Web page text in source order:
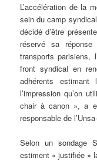
L’accélération de la
sein du camp
décidé d’être
réservé sa
transports parisiens,
front syndical en
adhérents
l’impression qu’on
chair à canon », a
responsable de
Selon un sondage
estiment « justifiée »